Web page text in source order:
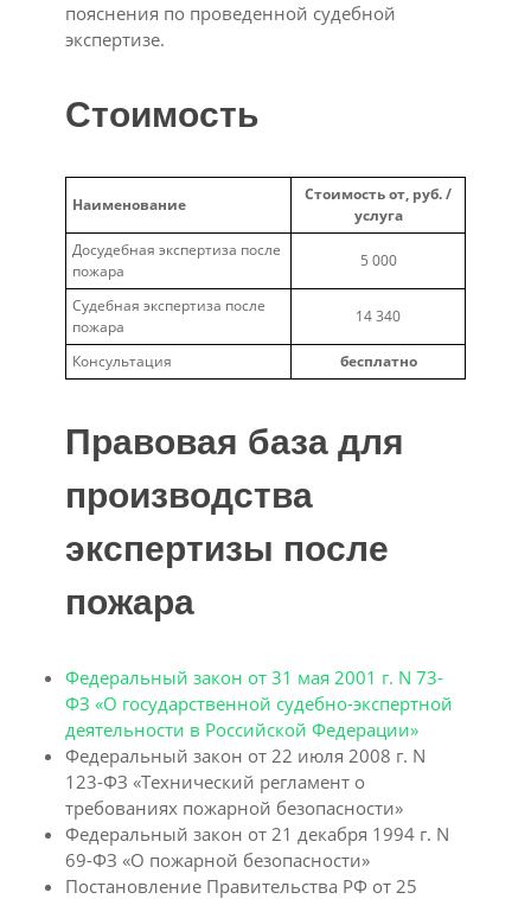
пояснения по проведенной судебной
экспертизе.
Стоимость
Наименование
Стоимость от, руб. /
услуга
Досудебная экспертиза после
пожара
5 000
Судебная экспертиза после
пожара
14 340
Консультация бесплатно
Правовая база для
производства
экспертизы после
пожара
Федеральный закон от 31 мая 2001 г. N 73-
ФЗ «О государственной судебно-экспертной
деятельности в Российской Федерации»
Федеральный закон от 22 июля 2008 г. N
123-ФЗ «Технический регламент о
требованиях пожарной безопасности»
Федеральный закон от 21 декабря 1994 г. N
69-ФЗ «О пожарной безопасности»
Постановление Правительства РФ от 25